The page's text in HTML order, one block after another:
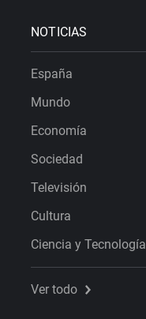
NOTICIAS
España
Mundo
Economía
Sociedad
Televisión
Cultura
Ciencia y Tecnología
Ver todo